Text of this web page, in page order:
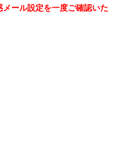
ール設定を一度ご確認いた